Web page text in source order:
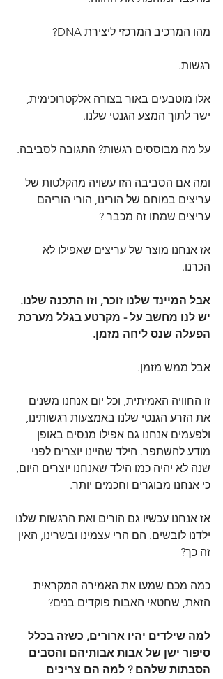
מהו המרכיב המרכזי ליצירת DNA?
רגשות.
אלו מוטבעים באור בצורה אלקטרוכימית,
ישר לתוך המצע הגנטי שלנו.
על מה מבוססים רגשות? התגובה לסביבה.
ומה אם הסביבה הזו עשויה מהקלטות של
עריצים במוחם של הורינו, הורי הוריהם -
עריצים שמתו זה מכבר ?
אז אנחנו מוצר של עריצים שאפילו לא
הכרנו.
אבל המיינד שלנו זוכר, וזו התכנה שלנו.
יש לנו מחשב על - מקרטע בגלל מערכת
הפעלה שנס ליחה מזמן.
אבל ממש מזמן.
זו החוויה האמיתית, וכל יום אנחנו משנים
את הזרע הגנטי שלנו באמצעות רגשותינו,
ולפעמים אנחנו גם אפילו מנסים באופן
מודע להשתפר. הילד שהיינו יוצרים לפני
שנה לא יהיה כמו הילד שאנחנו יוצרים היום,
כי אנחנו מבוגרים וחכמים יותר.
אז אנחנו עכשיו גם הורים ואת הרגשות שלנו
ילדנו לובשים. הם הרי עצמינו ובשרינו, האין
זה כך?
כמה מכם שמעו את האמירה המקראית
הזאת, שחטאי האבות פוקדים בנים?
למה שילדים יהיו ארורים, כשזה בכלל
סיפור ישן של אבות אבותיהם והסבים
הסבתות שלהם ? למה הם צריכים